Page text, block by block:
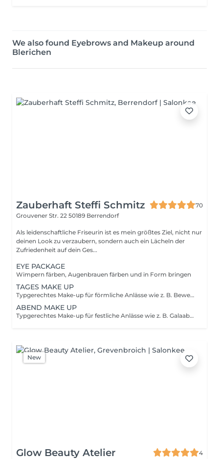
We also found Eyebrows and Makeup around
Blerichen
Zauberhaft Steffi Schmitz
70
Grouvener Str. 22 50189 Berrendorf
Als leidenschaftliche Friseurin ist es mein größtes Ziel, nicht nur
deinen Look zu verzaubern, sondern auch ein Lächeln der
Zufriedenheit auf dein Ges...
EYE PACKAGE
Wimpern färben, Augenbrauen färben und in Form bringen
TAGES MAKE UP
Typgerechtes Make-up für förmliche Anlässe wie z. B. Bewerbungsgespräche oder Business-Meetings.
ABEND MAKE UP
Typgerechtes Make-up für festliche Anlässe wie z. B. Galaabende, Geburtstage oder als Hochzeitsgast.
New
Glow Beauty Atelier
4